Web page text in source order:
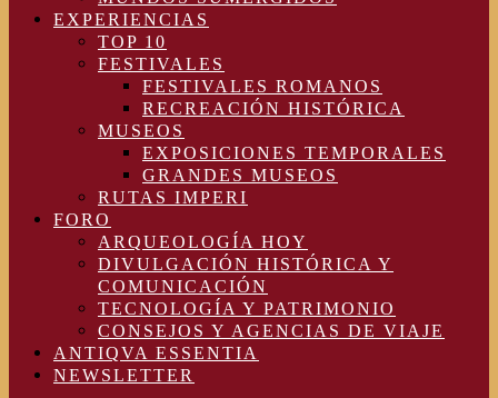
EXPERIENCIAS
TOP 10
FESTIVALES
FESTIVALES ROMANOS
RECREACIÓN HISTÓRICA
MUSEOS
EXPOSICIONES TEMPORALES
GRANDES MUSEOS
RUTAS IMPERI
FORO
ARQUEOLOGÍA HOY
DIVULGACIÓN HISTÓRICA Y
COMUNICACIÓN
TECNOLOGÍA Y PATRIMONIO
CONSEJOS Y AGENCIAS DE VIAJE
ANTIQVA ESSENTIA
NEWSLETTER